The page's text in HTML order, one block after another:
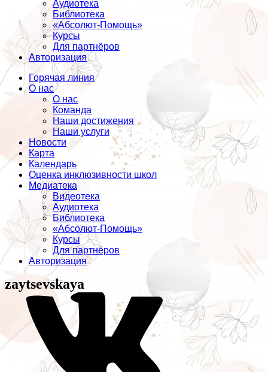
Аудиотека
Библиотека
«Абсолют-Помощь»
Курсы
Для партнёров
Авторизация
Горячая линия
О нас
О нас
Команда
Наши достижения
Наши услуги
Новости
Карта
Календарь
Оценка инклюзивности школ
Медиатека
Видеотека
Аудиотека
Библиотека
«Абсолют-Помощь»
Курсы
Для партнёров
Авторизация
zaytsevskaya